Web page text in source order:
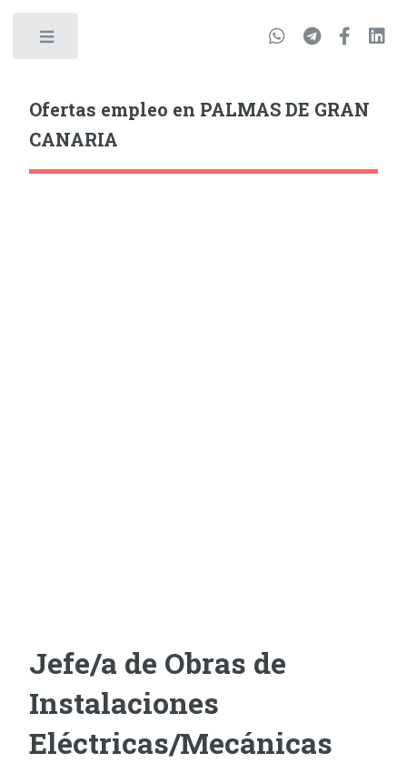
Ofertas empleo en PALMAS DE GRAN
CANARIA
Jefe/a de Obras de
Instalaciones
Eléctricas/Mecánicas